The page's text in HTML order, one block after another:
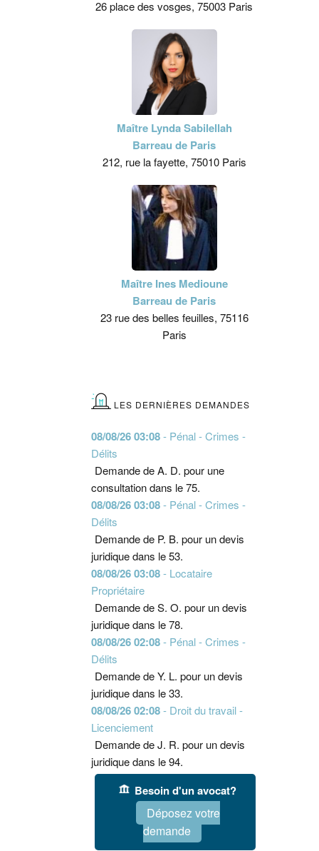
26 place des vosges, 75003 Paris
Maître Lynda Sabilellah
Barreau de Paris
212, rue la fayette, 75010 Paris
Maître Ines Medioune
Barreau de Paris
23 rue des belles feuilles, 75116
Paris
LES DERNIÈRES DEMANDES
08/08/26 03:08- Pénal - Crimes -
Délits
Demande de A. D. pour une
consultation dans le 75.
08/08/26 03:08- Pénal - Crimes -
Délits
Demande de P. B. pour un devis
juridique dans le 53.
08/08/26 03:08- Locataire
Propriétaire
Demande de S. O. pour un devis
juridique dans le 78.
08/08/26 02:08- Pénal - Crimes -
Délits
Demande de Y. L. pour un devis
juridique dans le 33.
08/08/26 02:08- Droit du travail -
Licenciement
Demande de J. R. pour un devis
juridique dans le 94.
Besoin d'un avocat?
Déposez votre
demande